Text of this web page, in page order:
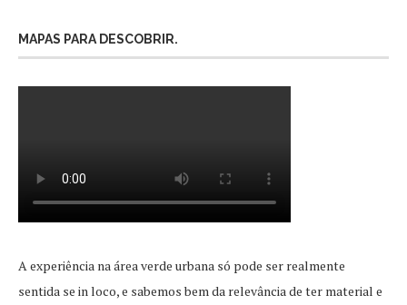
MAPAS PARA DESCOBRIR.
A experiência na área verde urbana só pode ser realmente
sentida se in loco, e sabemos bem da relevância de ter material e